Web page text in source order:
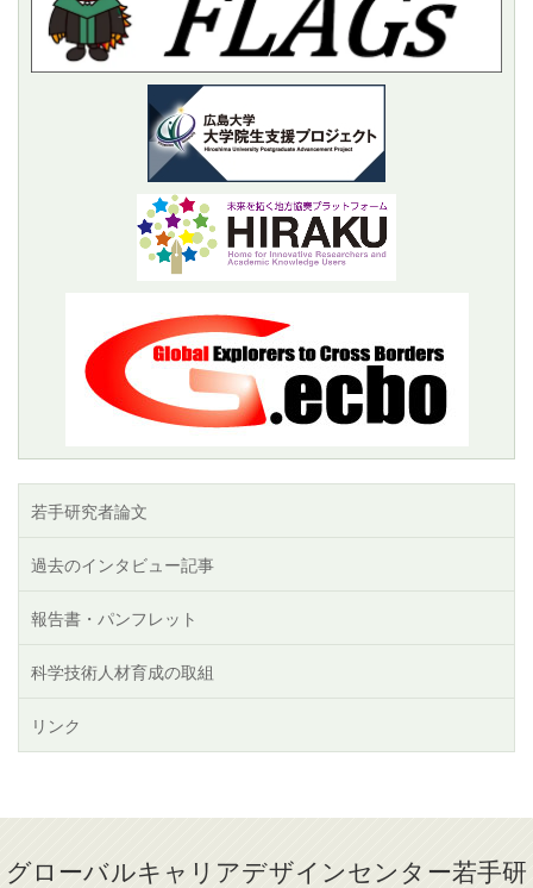
若手研究者論文
過去のインタビュー記事
報告書・パンフレット
科学技術人材育成の取組
リンク
グローバルキャリアデザインセンター若手研